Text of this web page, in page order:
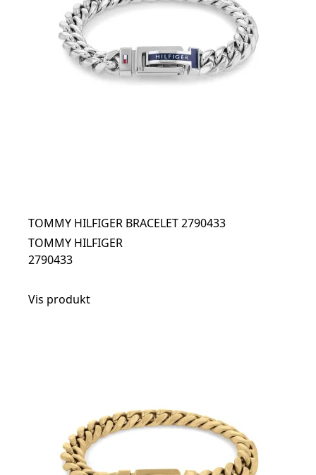
TOMMY HILFIGER BRACELET 2790433
TOMMY HILFIGER
2790433
Vis produkt